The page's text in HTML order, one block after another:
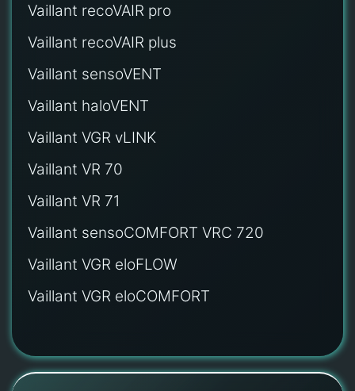
Vaillant recoVAIR pro
Vaillant recoVAIR plus
Vaillant sensoVENT
Vaillant haloVENT
Vaillant VGR vLINK
Vaillant VR 70
Vaillant VR 71
Vaillant sensoCOMFORT VRC 720
Vaillant VGR eloFLOW
Vaillant VGR eloCOMFORT